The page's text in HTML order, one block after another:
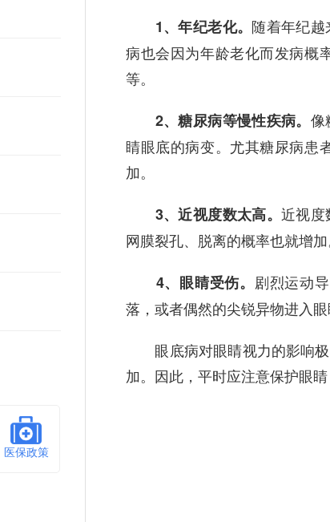
医保政策
1、年纪老化。 随着年纪
病也会因为年龄老化而发病概
等。
2、糖尿病等慢性疾病。 像
睛眼底的病变。尤其糖尿病患
加。
3、近视度数太高。 近视度
网膜裂孔、脱离的概率也就增
4、眼睛受伤。 剧烈运动
落，或者偶然的尖锐异物进入
眼底病对眼睛视力的影响极
加。因此，平时应注意保护眼睛